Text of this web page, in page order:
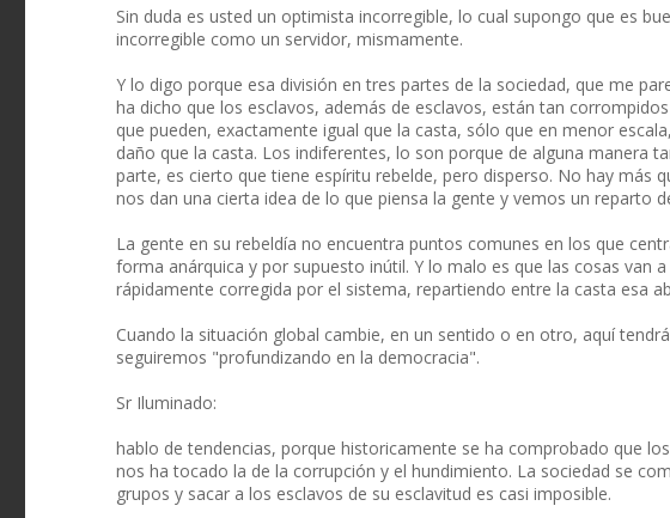
Sin duda es usted un optimista incorregible, lo cual supongo que es
incorregible como un servidor, mismamente.
Y lo digo porque esa división en tres partes de la sociedad, que me
ha dicho que los esclavos, además de esclavos, están tan
que pueden, exactamente igual que la casta, sólo que en menor
daño que la casta. Los indiferentes, lo son porque de alguna manera
parte, es cierto que tiene espíritu rebelde, pero disperso. No hay más
nos dan una cierta idea de lo que piensa la gente y vemos un reparto
La gente en su rebeldía no encuentra puntos comunes en los que
forma anárquica y por supuesto inútil. Y lo malo es que las cosas van
rápidamente corregida por el sistema, repartiendo entre la casta esa
Cuando la situación global cambie, en un sentido o en otro, aquí
seguiremos "profundizando en la democracia".
Sr Iluminado:
hablo de tendencias, porque historicamente se ha comprobado que
nos ha tocado la de la corrupción y el hundimiento. La sociedad se
grupos y sacar a los esclavos de su esclavitud es casi imposible.